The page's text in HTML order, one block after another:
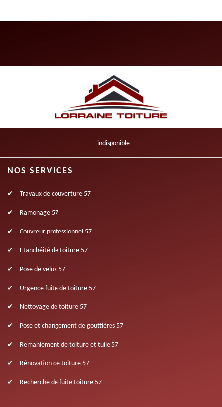
indisponible
NOS SERVICES
Travaux de couverture 57
Ramonage 57
Couvreur professionnel 57
Etanchéité de toiture 57
Pose de velux 57
Urgence fuite de toiture 57
Nettoyage de toiture 57
Pose et changement de gouttières 57
Remaniement de toiture et tuile 57
Rénovation de toiture 57
Recherche de fuite toiture 57